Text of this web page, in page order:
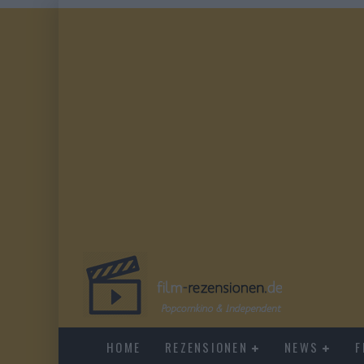
HOME REZENSIONEN NEWS